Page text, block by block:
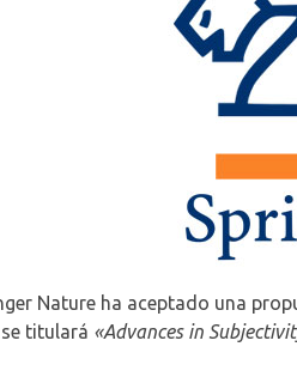
Nature ha aceptado una
titulará «Advances in